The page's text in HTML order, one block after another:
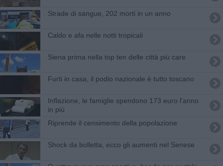
Strade di sangue, 202 morti in un anno
Caldo e afa nelle notti tropicali
Siena prima nella top ten delle città più care
Furti in casa, il podio nazionale è tutto toscano
Inflazione, le famiglie spendono 173 euro l'anno
in più
Riprende il censimento della popolazione
Shock da bolletta, ecco gli aumenti nel Senese